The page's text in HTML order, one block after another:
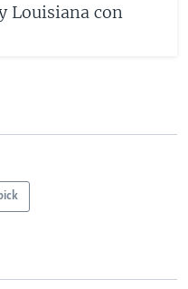
Louisiana con